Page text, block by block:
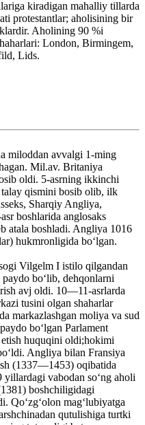
kiradigan mahalliy tillarda
protestantlar; aholisining bir
Aholining 90 %i
London, Birmingem,
Lids.
miloddan avvalgi 1-ming
Mil.av. Britaniya
oldi. 5-asrning ikkinchi
qismini bosib olib, ilk
Sharqiy Angliya,
boshlarida anglosaks
atala boshladi. Angliya 1016
hukmronligida boʻlgan.
Vilgelm I istilo qilgandan
boʻlib, dehqonlarni
avj oldi. 10—11-asrlarda
tusini olgan shaharlar
markazlashgan moliya va sud
boʻlgan Parlament
huquqini oldi;hokimi
Angliya bilan Fransiya
(1337—1453) oqibatida
vabodan soʻng aholi
boshchiligidagi
Qoʻzgʻolon magʻlubiyatga
qutulishiga turtki